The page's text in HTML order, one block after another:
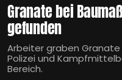
Granate bei
gefunden
Arbeiter graben
Polizei und
Bereich.